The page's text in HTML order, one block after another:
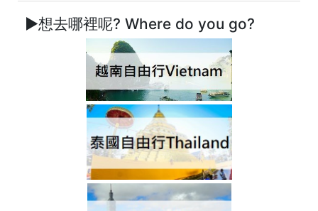
►想去哪裡呢? Where do you go?